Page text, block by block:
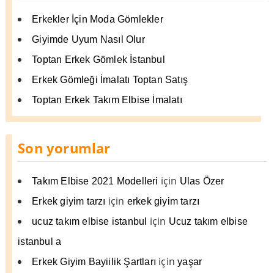
Erkekler İçin Moda Gömlekler
Giyimde Uyum Nasıl Olur
Toptan Erkek Gömlek İstanbul
Erkek Gömleği İmalatı Toptan Satış
Toptan Erkek Takım Elbise İmalatı
Son yorumlar
Takım Elbise 2021 Modelleri için Ulas Özer
Erkek giyim tarzı için erkek giyim tarzı
ucuz takım elbise istanbul
için Ucuz takım elbise
istanbul a
Erkek Giyim Bayiilik Şartları içinyaşar